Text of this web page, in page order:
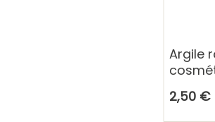
Argile
2,50 €